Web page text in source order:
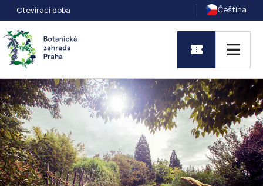
Otevírací doba Čeština